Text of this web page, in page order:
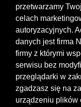
przetwarzamy
celach
autoryzacyjnych.
danych jest firma
firmy z którymi
serwisu bez
przeglądarki w
zgadzasz się na
urządzeniu plików
FOLLOW US